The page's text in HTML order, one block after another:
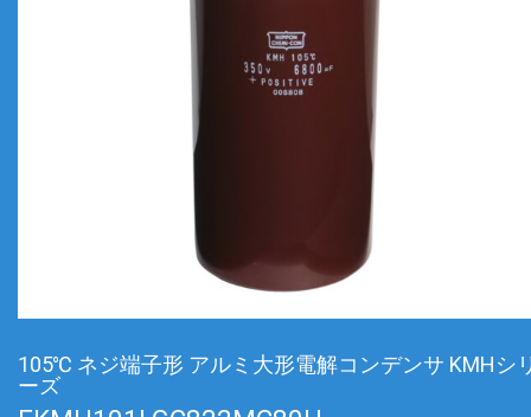
105℃ ネジ端子形 アルミ大形電解コンデンサ KMHシ
ーズ